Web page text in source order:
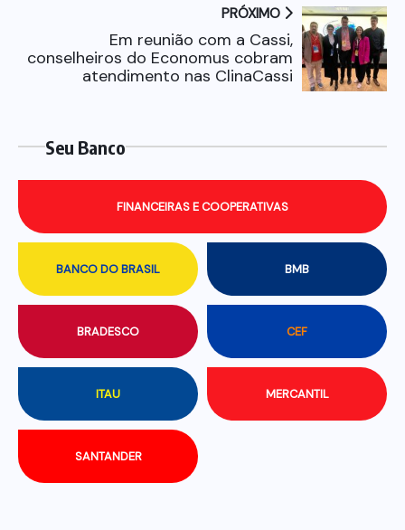
PRÓXIMO
Em reunião com a Cassi,
conselheiros do Economus cobram
atendimento nas ClinaCassi
Seu Banco
BANCO DO BRASIL BMB
BRADESCO CEF
FINANCEIRAS E COOPERATIVAS
ITAU MERCANTIL
SANTANDER